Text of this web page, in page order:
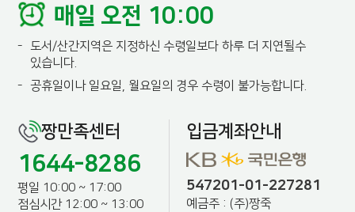
매일 오전 10:00
-
도서/산간지역은 지정하신 수령일보다 하루 더 지연될수
있습니다.
-
공휴일이나 일요일, 월요일의 경우 수령이 불가능합니다.
짱만족센터
1644-8286
평일 10:00 ~ 17:00
점심시간 12:00 ~ 13:00
입금계좌안내
547201-01-227281
예금주 : (주)짱죽